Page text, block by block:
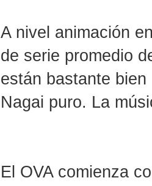
A nivel animación
de serie promedio
están bastante
Nagai puro. La
El OVA comienza